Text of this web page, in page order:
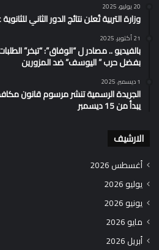
20 يوليو، 2025
وزارة التربية تُعلن نتائج الدور الثاني
21 أكتوبر، 2025
بالفيديو .. مصادر ل “الوفاق”: “تبخر”
بفضل حرب ” اليوسف” ضد المزورين
1 ديسمبر، 2025
الجريدة الرسمية تنشر مرسوم قانون
يبدأ من 15 ديسمبر
الارشيف
أغسطس 2026
يوليو 2026
يونيو 2026
مايو 2026
أبريل 2026